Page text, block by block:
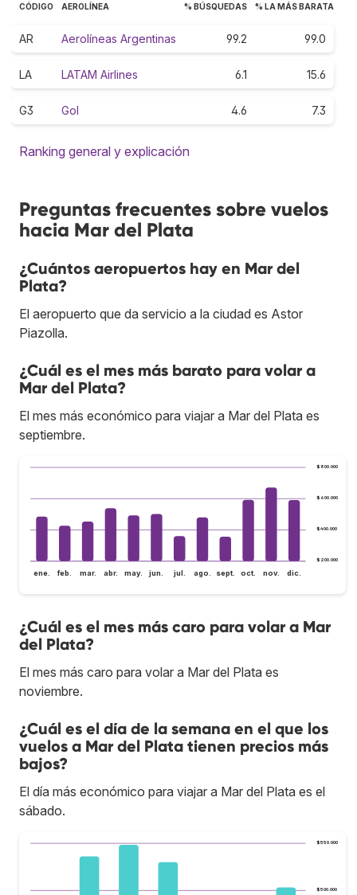
CÓDIGO AEROLÍNEA % BÚSQUEDAS % LA MÁS BARATA
AR Aerolíneas Argentinas 99.2 99.0
LA LATAM Airlines 6.1 15.6
G3 Gol 4.6 7.3
Ranking general y explicación
Preguntas frecuentes sobre vuelos
hacia Mar del Plata
¿Cuántos aeropuertos hay en Mar del
Plata?
El aeropuerto que da servicio a la ciudad es Astor
Piazolla.
¿Cuál es el mes más barato para volar a
Mar del Plata?
El mes más económico para viajar a Mar del Plata es
septiembre.
$200.000
$400.000
$600.000
$800.000
ene. feb. mar. abr. may. jun. jul. ago. sept. oct. nov. dic.
¿Cuál es el mes más caro para volar a Mar
del Plata?
El mes más caro para volar a Mar del Plata es
noviembre.
¿Cuál es el día de la semana en el que los
vuelos a Mar del Plata tienen precios más
bajos?
El día más económico para viajar a Mar del Plata es el
sábado.
$500.000
$550.000